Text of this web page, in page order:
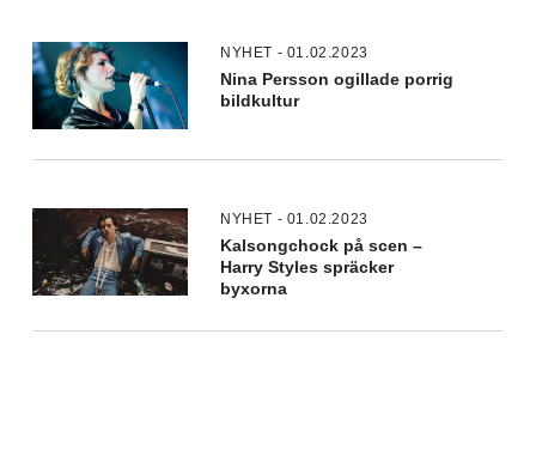
NYHET - 01.02.2023
Nina Persson ogillade porrig
bildkultur
NYHET - 01.02.2023
Kalsongchock på scen –
Harry Styles spräcker
byxorna